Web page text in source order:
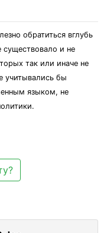
обратиться вглубь
существовало и не
так или иначе не
учитывались бы
языком, не